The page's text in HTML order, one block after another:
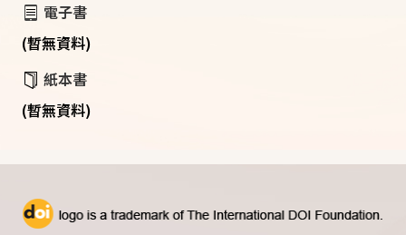
電子書
(暫無資料)
紙本書
(暫無資料)